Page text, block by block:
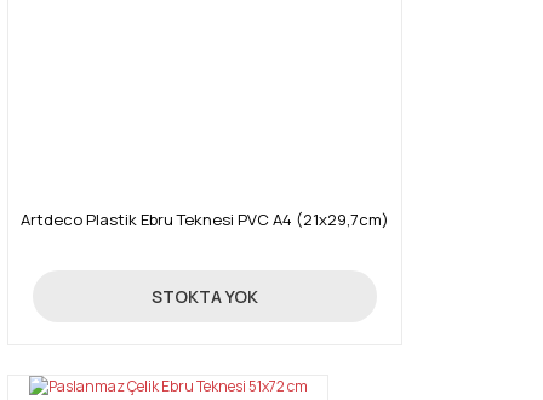
Artdeco Plastik Ebru Teknesi PVC A4 (21x29,7cm)
195,00 TL
STOKTA YOK